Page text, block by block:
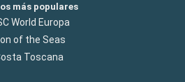
más populares
World Europa
of the Seas
Toscana